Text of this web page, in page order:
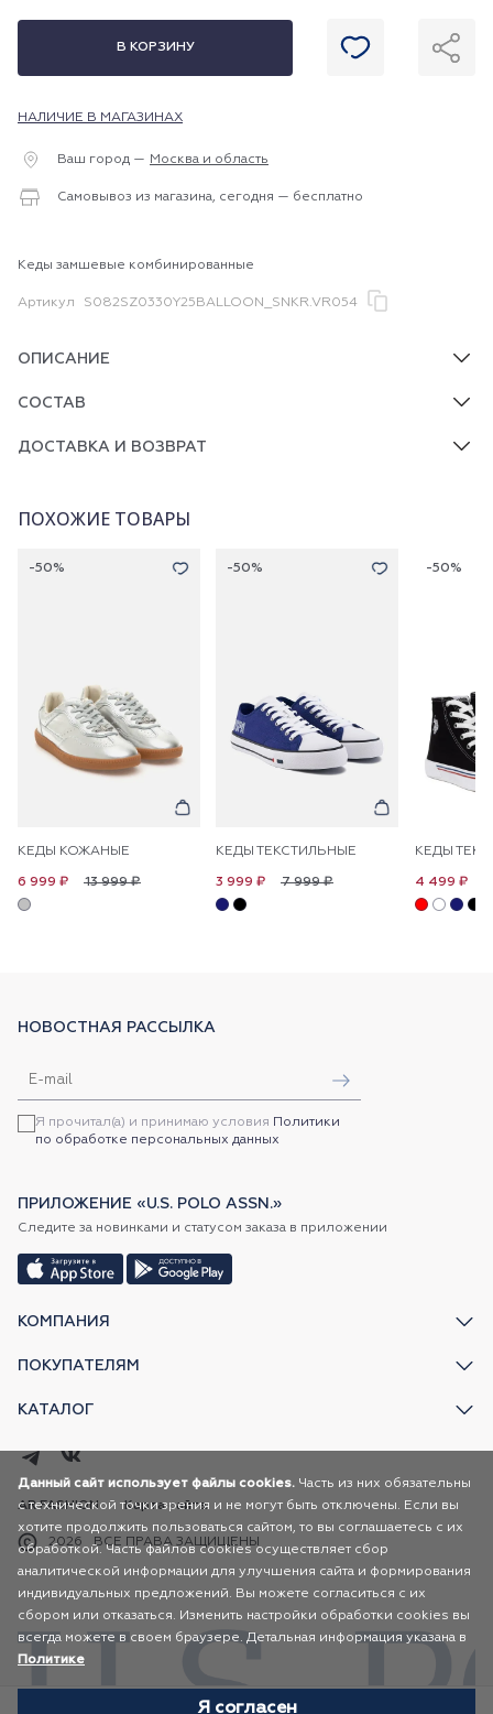
В КОРЗИНУ
НАЛИЧИЕ В МАГАЗИНАХ
Ваш город — Москва и область
Самовывоз из магазина, сегодня — бесплатно
Кеды замшевые комбинированные
Артикул S082SZ0330Y25BALLOON_SNKR.VR054
ОПИСАНИЕ
СОСТАВ
ДОСТАВКА И ВОЗВРАТ
ПОХОЖИЕ ТОВАРЫ
-50%
КЕДЫ КОЖАНЫЕ
13 999 ₽
6 999 ₽
-50%
КЕДЫ ТЕКСТИЛЬНЫЕ
7 999 ₽
3 999 ₽
-50%
4 499 ₽
КОМПАНИЯ
ПОКУПАТЕЛЯМ
КАТАЛОГ
НОВОСТНАЯ РАССЫЛКА
Я прочитал(а) и принимаю условия Политики
по обработке персональных данных
ПРИЛОЖЕНИЕ «U.S. POLO ASSN.»
Следите за новинками и статусом заказа в приложении
2026 ВСЕ ПРАВА ЗАЩИЩЕНЫ
AR FASHION Карта сайта
Данный сайт использует файлы cookies. Часть из них обязательны
с технической точки зрения и не могут быть отключены. Если вы
хотите продолжить пользоваться сайтом, то вы соглашаетесь с их
обработкой. Часть файлов cookies осуществляет сбор
аналитической информации для улучшения сайта и формирования
индивидуальных предложений. Вы можете согласиться с их
сбором или отказаться. Изменить настройки обработки cookies вы
всегда можете в своем браузере. Детальная информация указана в
Политике
Я согласен